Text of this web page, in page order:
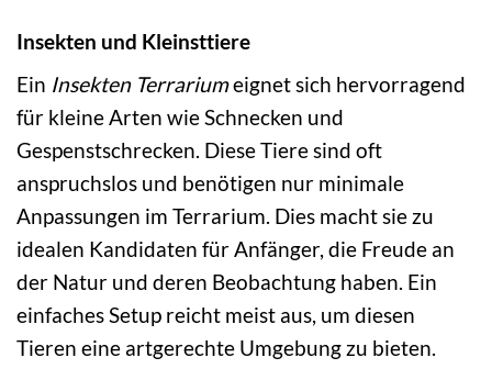
Insekten und Kleinsttiere
Ein Insekten Terrariumeignet sich hervorragend
für kleine Arten wie Schnecken und
Gespenstschrecken. Diese Tiere sind oft
anspruchslos und benötigen nur minimale
Anpassungen im Terrarium. Dies macht sie zu
idealen Kandidaten für Anfänger, die Freude an
der Natur und deren Beobachtung haben. Ein
einfaches Setup reicht meist aus, um diesen
Tieren eine artgerechte Umgebung zu bieten.